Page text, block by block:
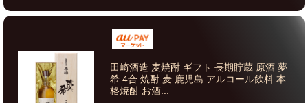
田崎酒造 麦焼酎 ギフト 長期貯蔵 原酒 夢
希 4合 焼酎 麦 鹿児島 アルコール飲料 本
格焼酎 お酒...